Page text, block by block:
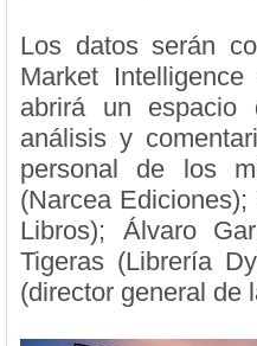
Los datos serán
Market
abrirá un espacio
análisis y
personal de los
(Narcea
Libros); Álvaro
Tigeras (Librería
(director general de